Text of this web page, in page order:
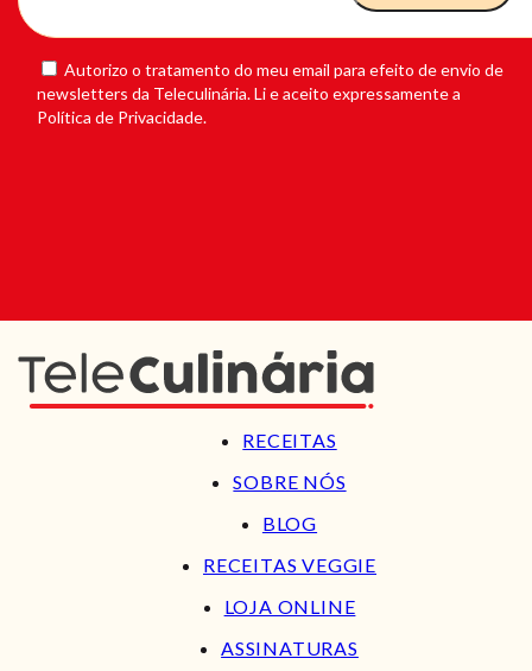
Autorizo o tratamento do meu email para efeito de envio de
newsletters da Teleculinária. Li e aceito expressamente a
Política de Privacidade.
RECEITAS
SOBRE NÓS
BLOG
RECEITAS VEGGIE
LOJA ONLINE
ASSINATURAS